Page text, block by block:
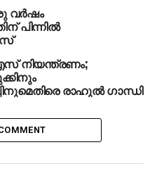
March 21,
വര്‍ഷം
പിന്നില്‍
രാഹുല്‍ ഗാന്ധി